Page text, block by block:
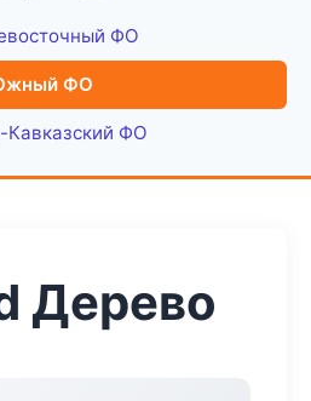
ФО
ФО
Кавказский ФО
Дерево